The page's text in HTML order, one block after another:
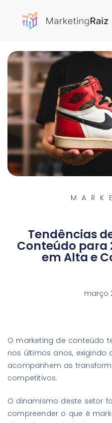
Tendências
Conteúdo para
em Alta e
março
O marketing de conteúdo
nos últimos anos, exigindo
acompanhem as
competitivos.
O dinamismo deste setor
compreender o que é